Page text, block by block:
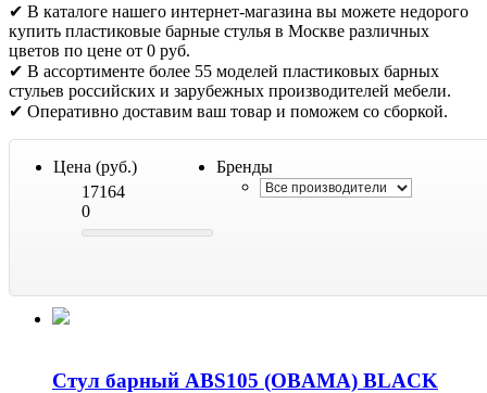
✔ В каталоге нашего интернет-магазина вы можете недорого
купить пластиковые барные стулья в Москве различных
цветов по цене от 0 руб.
✔ В ассортименте более 55 моделей пластиковых барных
стульев российских и зарубежных производителей мебели.
✔ Оперативно доставим ваш товар и поможем со сборкой.
Цена (руб.)
17164
0
Бренды
Cтул барный ABS105 (OBAMA) BLACK